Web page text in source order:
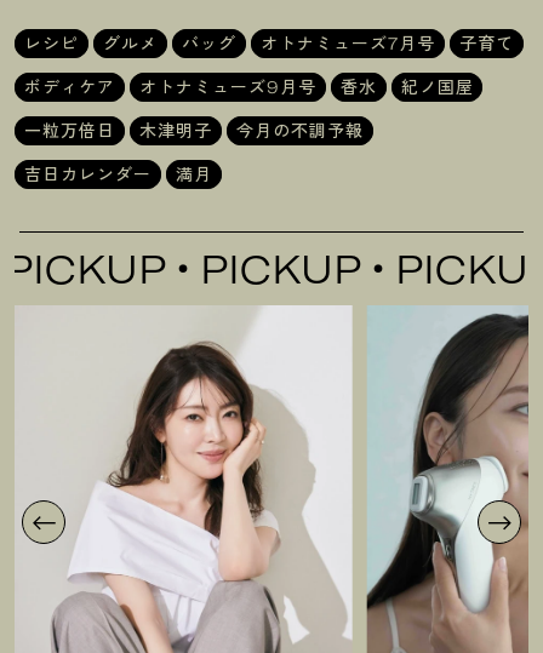
レシピ グルメ バッグ オトナミューズ7月号
子育て
ボディケア
オトナミューズ9月号 香水
紀ノ国屋
一粒万倍日
木津明子
今月の不調予報
吉日カレンダー
満月
PICKUP PICKUP